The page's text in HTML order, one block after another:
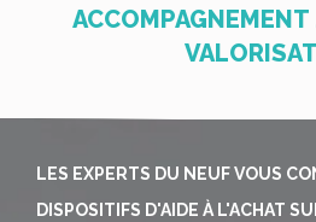
ACCOMPAGNEMENT
LES EXPERTS DU NEUF VOUS
DISPOSITIFS D'AIDE À L'ACHAT